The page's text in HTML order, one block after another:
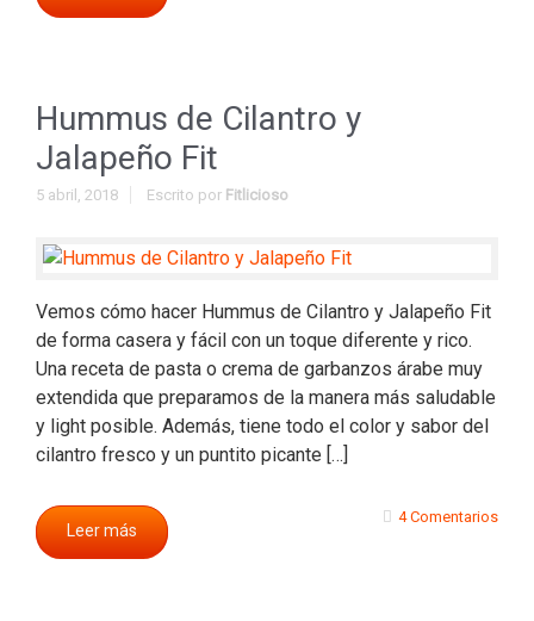
Hummus de Cilantro y
Jalapeño Fit
5 abril, 2018 Escrito por Fitlicioso
Vemos cómo hacer Hummus de Cilantro y Jalapeño Fit
de forma casera y fácil con un toque diferente y rico.
Una receta de pasta o crema de garbanzos árabe muy
extendida que preparamos de la manera más saludable
y light posible. Además, tiene todo el color y sabor del
cilantro fresco y un puntito picante […]
Leer más
4 Comentarios